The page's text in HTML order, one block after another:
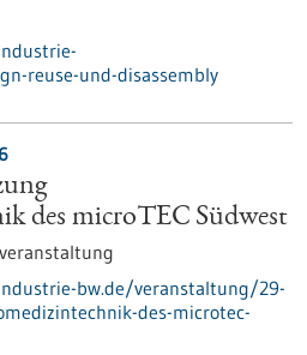
reuse-und-disassembly
des microTEC Südwest
bw.de/veranstaltung/29-
des-microtec-